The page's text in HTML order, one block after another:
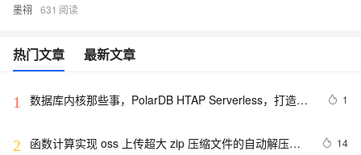
墨祤 631
热门文章 最新文章
1
数据库内核那些事，PolarDB HTAP Serverless，打造经
1
2
函数计算实现 oss 上传超大 zip 压缩文件的自动解压处
14